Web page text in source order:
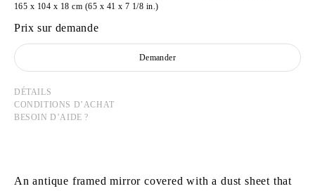
165 x 104 x 18 cm (65 x 41 x 7 1/8 in.)
Prix sur demande
Demander
DÉTAILS
CONDITIONS D’ACHAT
BESOIN D’AIDE ?
An antique framed mirror covered with a dust sheet that